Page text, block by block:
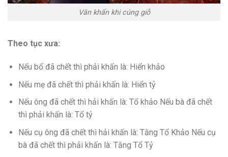
Văn khấn khi cúng giỗ
Theo tục xưa:
Nếu bố đã chết thì phải khấn là: Hiển khảo
Nếu mẹ đã chết thì phải khấn là: Hiển tỷ
Nếu ông đã chết thì hải khấn là: Tổ khảo Nếu bà đã chết
thì phải khấn là: Tổ tỷ
Nếu cụ ông đã chết thì hải khấn là: Tằng Tổ Khảo Nếu cụ
bà đã chết thì phải khấn là: Tằng Tổ Tỷ